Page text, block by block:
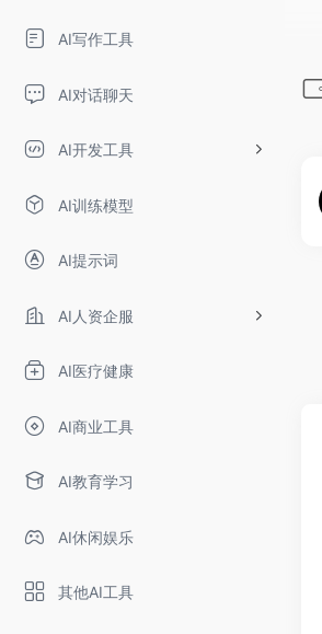
AI写作工具
AI对话聊天
AI开发工具
AI训练模型
AI提示词
AI人资企服
AI医疗健康
AI商业工具
AI教育学习
AI休闲娱乐
其他AI工具